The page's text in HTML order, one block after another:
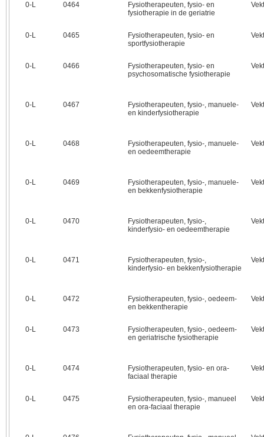
0‑L 0464
Fysiotherapeuten, fysio- en
fysiotherapie in de geriatrie
0‑L 0465
Fysiotherapeuten, fysio- en
sportfysiotherapie
0‑L 0466
Fysiotherapeuten, fysio- en
psychosomatische fysiotherapie
0‑L 0467
Fysiotherapeuten, fysio-, manuele-
en kinderfysiotherapie
0‑L 0468
Fysiotherapeuten, fysio-, manuele-
en oedeemtherapie
0‑L 0469
Fysiotherapeuten, fysio-, manuele-
en bekkenfysiotherapie
0‑L 0470
Fysiotherapeuten, fysio-,
kinderfysio- en oedeemtherapie
0‑L 0471
Fysiotherapeuten, fysio-,
kinderfysio- en bekkenfysiotherapie
0‑L 0472
Fysiotherapeuten, fysio-, oedeem-
en bekkentherapie
0‑L 0473
Fysiotherapeuten, fysio-, oedeem-
en geriatrische fysiotherapie
0‑L 0474
Fysiotherapeuten, fysio- en ora-
faciaal therapie
0‑L 0475
Fysiotherapeuten, fysio-, manueel
en ora-faciaal therapie